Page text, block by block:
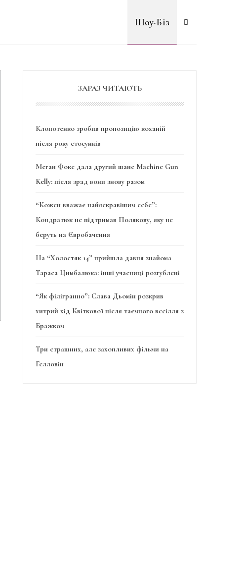
Шоу-Біз
ЗАРАЗ ЧИТАЮТЬ
Клопотенко зробив пропозицію коханій
після року стосунків
Меган Фокс дала другий шанс Machine Gun
Kelly: після зрад вони знову разом
“Кожен вважає найяскравішим себе”:
Кондратюк не підтримав Полякову, яку не
беруть на Євробачення
На “Холостяк 14” прийшла давня знайома
Тараса Цимбалюка: інші учасниці розгублені
“Як філігранно”: Слава Дьомін розкрив
хитрий хід Квіткової після таємного весілля з
Бражком
Три страшних, але захопливих фільми на
Гелловін